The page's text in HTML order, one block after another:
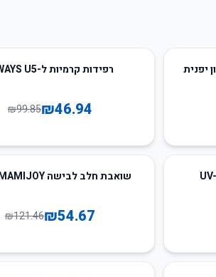
רפידות קרמיות ל-AIWAYS U5
₪46.94
₪99.85
55
שואבת חלב לבישה MAMIJOY כפולה
₪54.67
₪121.46